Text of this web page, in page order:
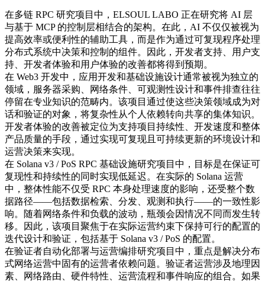
在多链 RPC 研究项目中，ELSOUL LABO 正在研究将 AI 层
与基于 MCP 的控制层相结合的架构。在此，AI 不仅仅被视为
提高效率或便利性的辅助工具，而是作为通过可复现程序处理
分布式系统中决策和控制的组件。因此，开发者支持、用户支
持、开发者体验和用户体验的改善都将得到预期。
在 Web3 开发中，应用开发和基础设施设计通常被视为独立的
领域，服务器采购、网络条件、可观测性设计和事件排查往往
停留在专业知识的范畴内。该项目通过使这些决策领域成为对
话和验证的对象，将复杂性从个人依赖转向共享的集体知识。
开发者体验的改善被定位为支持项目持续性、开发速度和整体
产品质量的手段，通过实现可复现且可持续更新的环境设计和
运营决策来实现。
在 Solana v3 / PoS RPC 基础设施研究项目中，目标是在保证可
复现性和持续性的同时实现低延迟。在实际的 Solana 运营
中，整体性能不仅受 RPC 本身处理速度的影响，还受整个数
据路径——包括数据检索、分发、观测和执行——的一致性影
响。随着网络条件和负载的波动，瓶颈会因情况不同而发生转
移。因此，该项目聚焦于在实际运营约束下保持可行的配置的
迭代设计和验证，包括基于 Solana v3 / PoS 的配置。
在验证者自动化部署与运营编排研究项目中，重点是解决分布
式网络运营中固有的运营者依赖问题。验证者运营涉及地理因
素、网络路由、硬件特性、运营流程和事件响应的组合。如果